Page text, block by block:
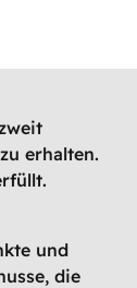
erhalten.
und
die